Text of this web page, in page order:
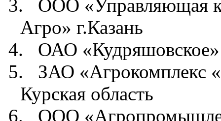
3.
ООО «Управляющая
Агро» г.Казань
4.
ОАО «Кудряшовское»
5.
ЗАО «Агрокомплекс
Курская область
6.
ООО